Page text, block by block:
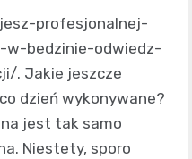
profesjonalnej-
bedzinie-odwiedz-
. Jakie jeszcze
dzień wykonywane?
jest tak samo
Niestety, sporo